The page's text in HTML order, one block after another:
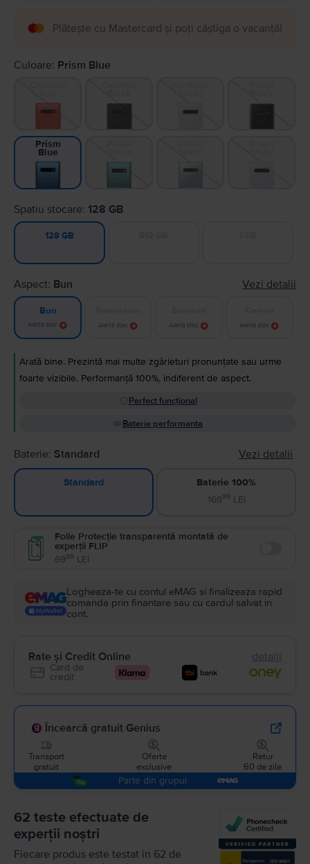
Plătește cu Mastercard și poți câștiga o vacanță!
Culoare: Prism Blue
Prism
Blue
Spatiu stocare: 128 GB
128 GB
Aspect: Bun Vezi detalii
Bun
Alertă stoc Alertă stoc Alertă stoc Alertă stoc
Arată bine. Prezintă mai multe zgârieturi pronunțate sau urme
foarte vizibile. Performanță 100%, indiferent de aspect.
Perfect funcțional
Baterie performanta
Baterie: Standard Vezi detalii
Standard
Baterie 100%
16999LEI
Folie Protecție transparentă montată de
experții FLIP
6999 LEI
Logheaza-te cu contul eMAG si finalizeaza rapid
comanda prin finantare sau cu cardul salvat in
cont.
Rate și Credit Online detalii
Card de
credit
Încearcă gratuit Genius
Transport
gratuit
Oferte
exclusive
Retur
60 de zile
Parte din grupul
62 teste efectuate de
experții noștri
Fiecare produs este testat în 62 de